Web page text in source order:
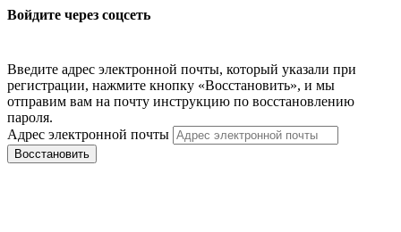
Войдите через соцсеть
Введите адрес электронной почты, который указали при
регистрации, нажмите кнопку «Восстановить», и мы
отправим вам на почту инструкцию по восстановлению
пароля.
Адрес электронной почты